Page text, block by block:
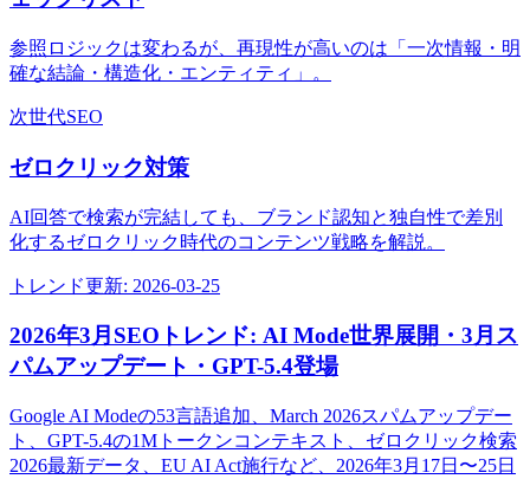
参照ロジックは変わるが、再現性が高いのは「一次情報・明
確な結論・構造化・エンティティ」。
次世代SEO
ゼロクリック対策
AI回答で検索が完結しても、ブランド認知と独自性で差別
化するゼロクリック時代のコンテンツ戦略を解説。
トレンド更新: 2026-03-25
2026年3月SEOトレンド: AI Mode世界展開・3月ス
パムアップデート・GPT-5.4登場
Google AI Modeの53言語追加、March 2026スパムアップデー
ト、GPT-5.4の1Mトークンコンテキスト、ゼロクリック検索
2026最新データ、EU AI Act施行など、2026年3月17日〜25日